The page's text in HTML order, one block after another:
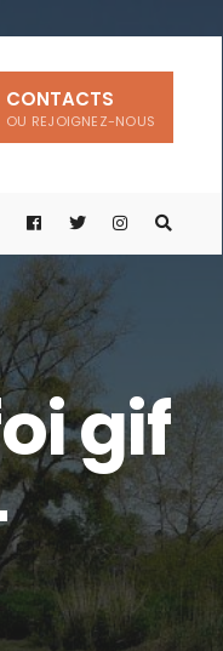
CONTACTS
OU REJOIGNEZ-NOUS
gif